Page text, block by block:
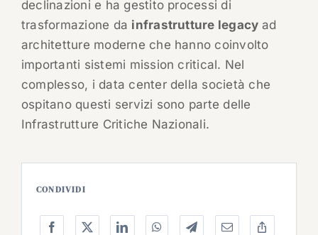
declinazioni e ha gestito processi di
trasformazione da infrastrutture legacy ad
architetture moderne che hanno coinvolto
importanti sistemi mission critical. Nel
complesso, i data center della società che
ospitano questi servizi sono parte delle
Infrastrutture Critiche Nazionali.
CONDIVIDI